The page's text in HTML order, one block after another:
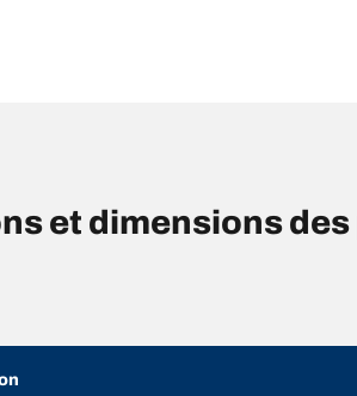
et dimensions des